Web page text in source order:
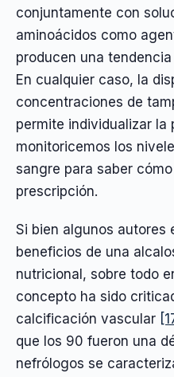
conjuntamente con
aminoácidos como
producen una
En cualquier caso, la
concentraciones de
permite individualizar la
monitoricemos los
sangre para saber
prescripción.
Si bien algunos autores
beneficios de una
nutricional, sobre todo
concepto ha sido
calcificación vascular
que los 90 fueron una
nefrólogos se